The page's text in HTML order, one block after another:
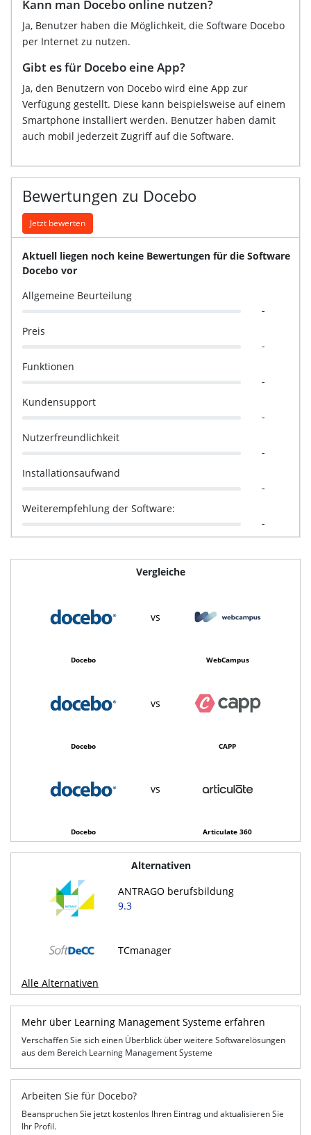
Kann man Docebo online nutzen?
Ja, Benutzer haben die Möglichkeit, die Software Docebo
per Internet zu nutzen.
Gibt es für Docebo eine App?
Ja, den Benutzern von Docebo wird eine App zur
Verfügung gestellt. Diese kann beispielsweise auf einem
Smartphone installiert werden. Benutzer haben damit
auch mobil jederzeit Zugriff auf die Software.
Bewertungen zu Docebo
Jetzt bewerten
Aktuell liegen noch keine Bewertungen für die Software
Docebo vor
Allgemeine Beurteilung
-
Preis
-
Funktionen
-
Kundensupport
-
Nutzerfreundlichkeit
-
Installationsaufwand
-
Weiterempfehlung der Software:
-
Vergleiche
vs
Docebo WebCampus
vs
Docebo CAPP
vs
Docebo Articulate 360
Alternativen
ANTRAGO berufsbildung
9.3
TCmanager
Alle Alternativen
Mehr über Learning Management Systeme erfahren
Verschaffen Sie sich einen Überblick über weitere Softwarelösungen
aus dem Bereich Learning Management Systeme
Arbeiten Sie für Docebo?
Beanspruchen Sie jetzt kostenlos Ihren Eintrag und aktualisieren Sie
Ihr Profil.